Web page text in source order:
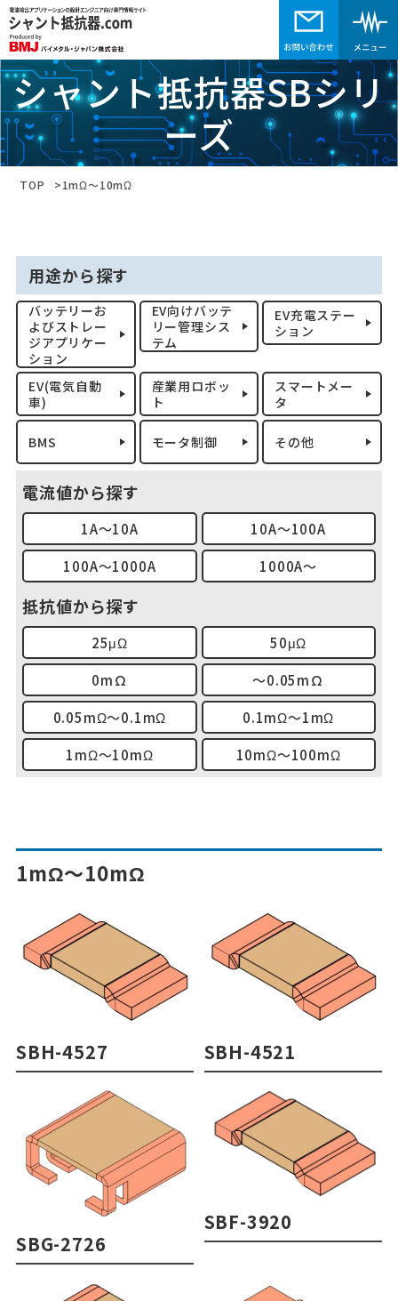
シャント抵抗器SBシリ
ーズ
TOP 1mΩ～10mΩ
用途から探す
バッテリーお
よびストレー
ジアプリケー
ション
EV向けバッテ
リー管理シス
テム
EV充電ステー
ション
EV(電気自動
車)
産業用ロボッ
ト
スマートメー
タ
BMS モータ制御 その他
電流値から探す
1A～10A
10A～100A
100A～1000A
1000A～
抵抗値から探す
25μΩ
50μΩ
0mΩ
～0.05mΩ
0.05mΩ～0.1mΩ
0.1mΩ～1mΩ
1mΩ～10mΩ
10mΩ～100mΩ
1mΩ～10mΩ
SBH-4527 SBH-4521
SBG-2726
SBF-3920